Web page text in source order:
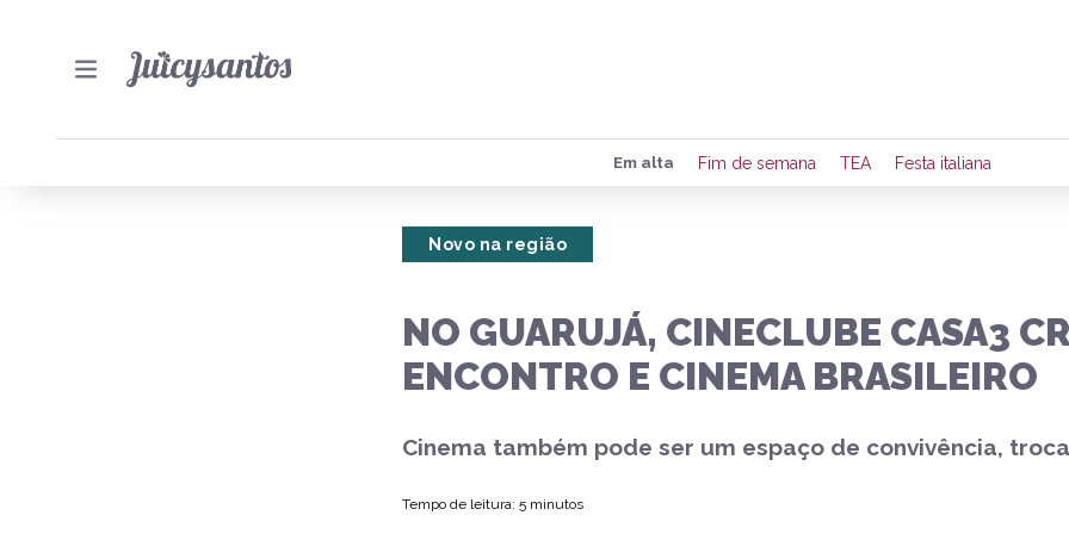
Preencha seus dados para
de eventos e notícias da região.
Em alta Fim de semana TEA Festa italiana
Novo na região
NO GUARUJÁ, CINECLUBE CASA3
ENCONTRO E CINEMA BRASILEIRO
Cinema também pode ser um espaço de convivência,
Tempo de leitura: 5 minutos